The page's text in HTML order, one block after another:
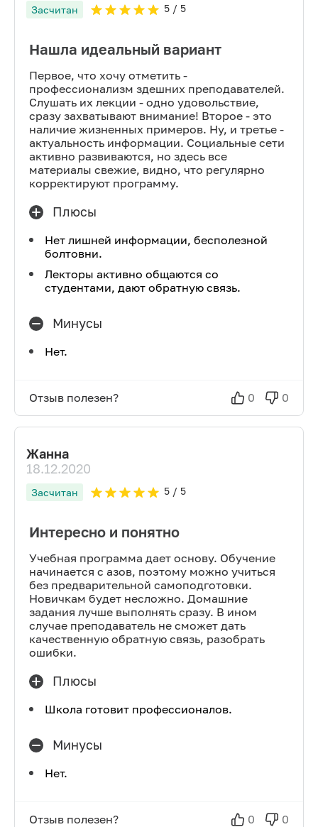
Засчитан 5/ 5
Нашла идеальный вариант
Первое, что хочу отметить -
профессионализм здешних преподавателей.
Слушать их лекции - одно удовольствие,
сразу захватывают внимание! Второе - это
наличие жизненных примеров. Ну, и третье -
актуальность информации. Социальные сети
активно развиваются, но здесь все
материалы свежие, видно, что регулярно
корректируют программу.
Плюсы
Нет лишней информации, бесполезной
болтовни.
Лекторы активно общаются со
студентами, дают обратную связь.
Минусы
Нет.
Отзыв полезен? 0 0
Жанна
18.12.2020
Засчитан 5/ 5
Интересно и понятно
Учебная программа дает основу. Обучение
начинается с азов, поэтому можно учиться
без предварительной самоподготовки.
Новичкам будет несложно. Домашние
задания лучше выполнять сразу. В ином
случае преподаватель не сможет дать
качественную обратную связь, разобрать
ошибки.
Плюсы
Школа готовит профессионалов.
Минусы
Нет.
Отзыв полезен? 0 0